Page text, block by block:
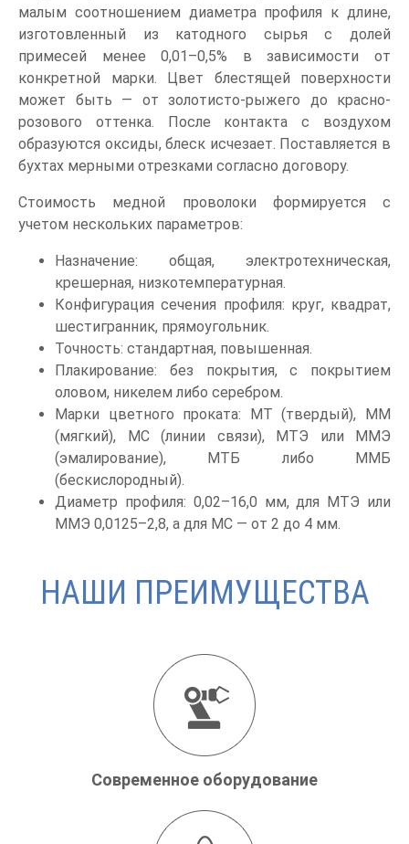
малым соотношением диаметра профиля к длине,
изготовленный из катодного сырья с долей
примесей менее 0,01–0,5% в зависимости от
конкретной марки. Цвет блестящей поверхности
может быть — от золотисто-рыжего до красно-
розового оттенка. После контакта с воздухом
образуются оксиды, блеск исчезает. Поставляется в
бухтах мерными отрезками согласно договору.
Стоимость медной проволоки формируется с
учетом нескольких параметров:
Назначение: общая, электротехническая,
крешерная, низкотемпературная.
Конфигурация сечения профиля: круг, квадрат,
шестигранник, прямоугольник.
Точность: стандартная, повышенная.
Плакирование: без покрытия, с покрытием
оловом, никелем либо серебром.
Марки цветного проката: МТ (твердый), ММ
(мягкий), МС (линии связи), МТЭ или ММЭ
(эмалирование), МТБ либо ММБ
(бескислородный).
Диаметр профиля: 0,02–16,0 мм, для МТЭ или
ММЭ 0,0125–2,8, а для МС — от 2 до 4 мм.
НАШИ ПРЕИМУЩЕСТВА
Современное оборудование